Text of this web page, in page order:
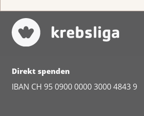
Datenschutzbestimmungen,
sowie die
Userlike zur Kenntnis nehmen.
www.krebsliga.ch/
Direkt spenden
IBAN CH 95 0900 0000 3000 4843 9